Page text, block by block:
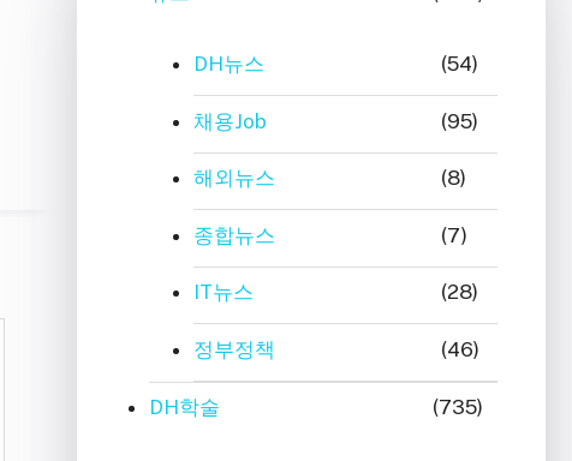
DH뉴스 (54)
채용Job (95)
해외뉴스 (8)
종합뉴스 (7)
IT뉴스 (28)
정부정책 (46)
DH학술 (735)